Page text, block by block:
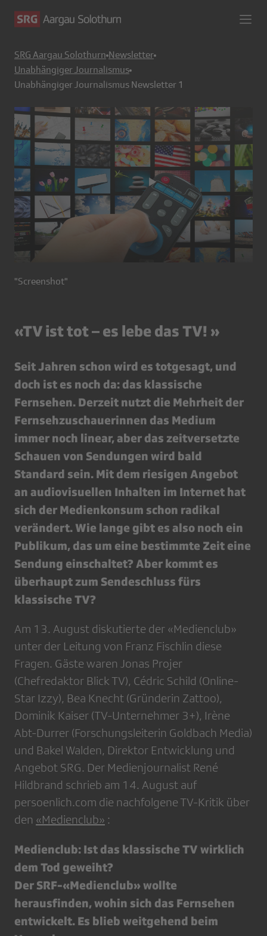
SRG Aargau Solothurn Newsletter
Unabhängiger Journalismus
Unabhängiger Journalismus Newsletter 1
"Screenshot"
«TV ist tot – es lebe das TV! »
Seit Jahren schon wird es totgesagt, und
doch ist es noch da: das klassische
Fernsehen. Derzeit nutzt die Mehrheit der
Fernsehzuschauerinnen das Medium
immer noch linear, aber das zeitversetzte
Schauen von Sendungen wird bald
Standard sein. Mit dem riesigen Angebot
an audiovisuellen Inhalten im Internet hat
sich der Medienkonsum schon radikal
verändert. Wie lange gibt es also noch ein
Publikum, das um eine bestimmte Zeit eine
Sendung einschaltet? Aber kommt es
überhaupt zum Sendeschluss fürs
klassische TV?
Am 13. August diskutierte der «Medienclub»
unter der Leitung von Franz Fischlin diese
Fragen. Gäste waren Jonas Projer
(Chefredaktor Blick TV), Cédric Schild (Online-
Star Izzy), Bea Knecht (Gründerin Zattoo),
Dominik Kaiser (TV-Unternehmer 3+), Irène
Abt-Durrer (Forschungsleiterin Goldbach Media)
und Bakel Walden, Direktor Entwicklung und
Angebot SRG. Der Medienjournalist René
Hildbrand schrieb am 14. August auf
persoenlich.com die nachfolgene TV-Kritik über
den «Medienclub» :
Medienclub: Ist das klassische TV wirklich
dem Tod geweiht?
Der SRF-«Medienclub» wollte
herausfinden, wohin sich das Fernsehen
entwickelt. Es blieb weitgehend beim